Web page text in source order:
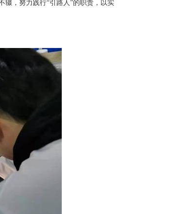
辍，努力践行“引路人”的职责，以实